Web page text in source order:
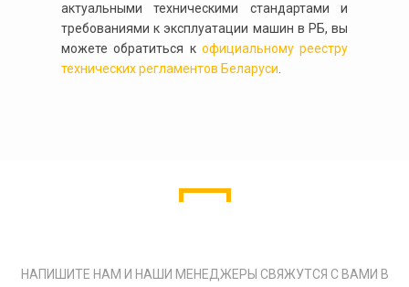
актуальными техническими стандартами и
требованиями к эксплуатации машин в РБ, вы
можете обратиться к официальному реестру
технических регламентов Беларуси
НАПИШИТЕ НАМ И НАШИ МЕНЕДЖЕРЫ СВЯЖУТСЯ С ВАМИ В